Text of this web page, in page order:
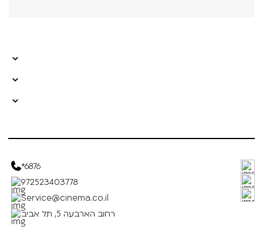
*6876
972523403778
Service@cinema.co.il
רחוב הארבעה 5, תל אביב